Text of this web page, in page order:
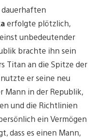
erfolgte plötzlich,
unbedeutender
brachte ihn sein
Titan an die Spitze der
er seine neu
Mann in der Republik,
und die Richtlinien
ein Vermögen
dass es einen Mann,